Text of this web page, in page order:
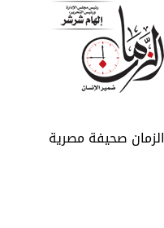
الزمان صحيفة مصرية